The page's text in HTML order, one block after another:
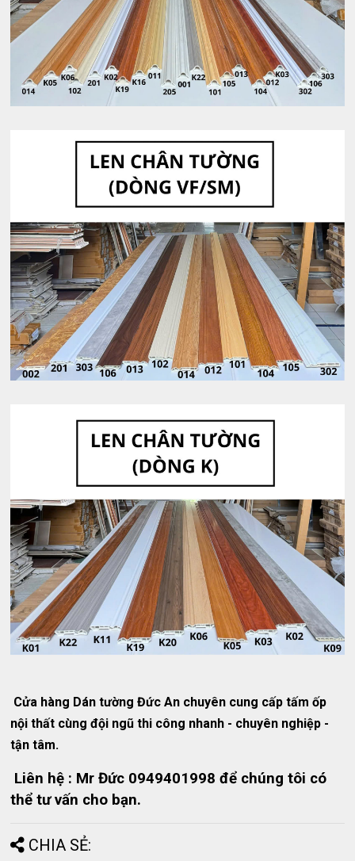
Cửa hàng Dán tường Đức An chuyên cung cấp tấm ốp
nội thất cùng đội ngũ thi công nhanh - chuyên nghiệp -
tận tâm.
Liên hệ : Mr Đức 0949401998 để chúng tôi có
thể tư vấn cho bạn.
CHIA SẺ: